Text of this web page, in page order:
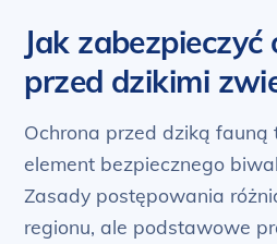
Jak
przed dzikimi
Ochrona przed dziką fauną
element bezpiecznego
Zasady postępowania
regionu, ale podstawowe